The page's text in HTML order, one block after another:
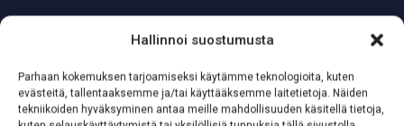
Hallinnoi suostumusta
Parhaan kokemuksen tarjoamiseksi käytämme teknologioita, kuten
evästeitä, tallentaaksemme ja/tai käyttääksemme laitetietoja. Näiden
tekniikoiden hyväksyminen antaa meille mahdollisuuden käsitellä tietoja,